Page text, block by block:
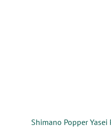
Shimano Popper Yasei